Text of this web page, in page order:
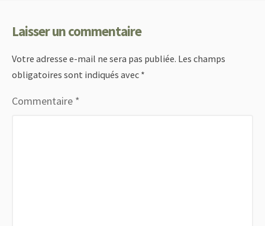
Laisser un commentaire
Votre adresse e-mail ne sera pas publiée. Les champs
obligatoires sont indiqués avec *
Commentaire *